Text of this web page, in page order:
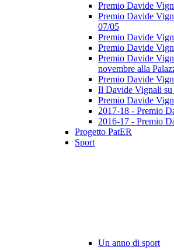
Premio Davide
Premio Davide
07/05
Premio Davide
Premio Davide
Premio Davide
novembre alla
Premio Davide
Il Davide Vignali
Premio Davide
2017-18 - Premio
2016-17 - Premio
Progetto PatER
Sport
Un anno di sport